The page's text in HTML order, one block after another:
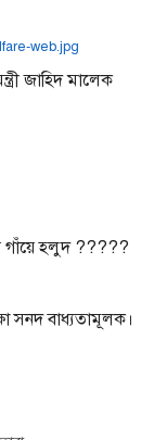
জাহিদ মালেক
গাঁয়ে হলুদ ?????
সনদ বাধ্যতামূলক।